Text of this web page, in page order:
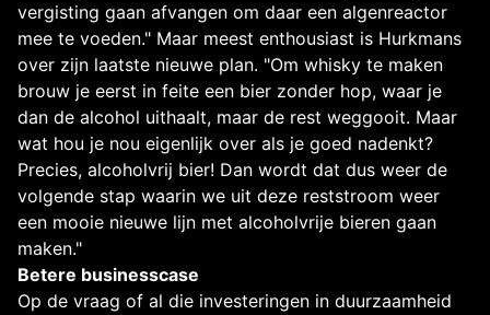
vergisting gaan afvangen om daar een algenreactor
mee te voeden." Maar meest enthousiast is Hurkmans
over zijn laatste nieuwe plan. "Om whisky te maken
brouw je eerst in feite een bier zonder hop, waar je
dan de alcohol uithaalt, maar de rest weggooit. Maar
wat hou je nou eigenlijk over als je goed nadenkt?
Precies, alcoholvrij bier! Dan wordt dat dus weer de
volgende stap waarin we uit deze reststroom weer
een mooie nieuwe lijn met alcoholvrije bieren gaan
maken."
Betere businesscase
Op de vraag of al die investeringen in duurzaamheid